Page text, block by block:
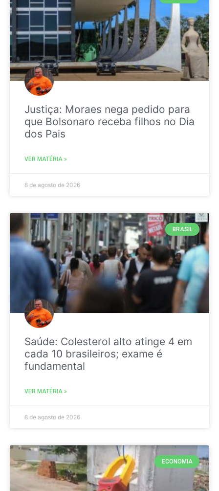
Justiça: Moraes nega pedido para
que Bolsonaro receba filhos no Dia
dos Pais
VER MATÉRIA »
8 de agosto de 2026
BRASIL
Saúde: Colesterol alto atinge 4 em
cada 10 brasileiros; exame é
fundamental
VER MATÉRIA »
8 de agosto de 2026
ECONOMIA